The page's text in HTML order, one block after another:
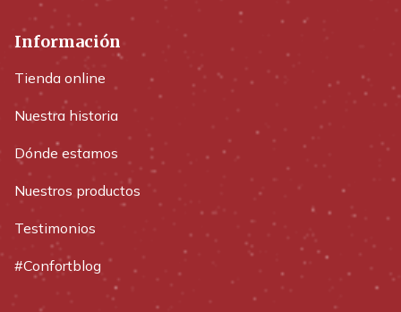
Información
Tienda online
Nuestra historia
Dónde estamos
Nuestros productos
Testimonios
#Confortblog